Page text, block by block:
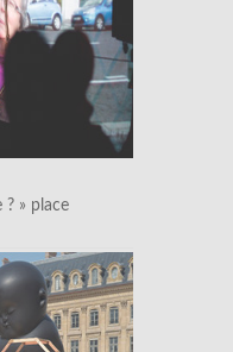
? » place